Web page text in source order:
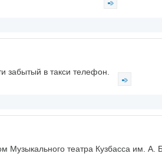
забытый в такси телефон.
Музыкального театра Кузбасса им. А.